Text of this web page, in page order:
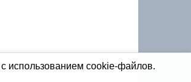
использованием cookie-файлов.